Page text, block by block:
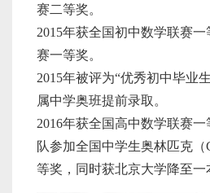
赛二等奖。
2015年获全国初中数学联赛
赛一等奖。
2015年被评为“优秀初中毕业
属中学奥班提前录取。
2016年获全国高中数学联赛
队参加全国中学生奥林匹克
等奖，同时获北京大学降至一